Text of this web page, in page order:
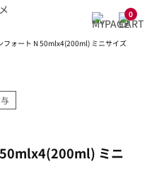
0
フォート N 50mlx4(200ml) ミニサイズ
50mlx4(200ml) ミニ